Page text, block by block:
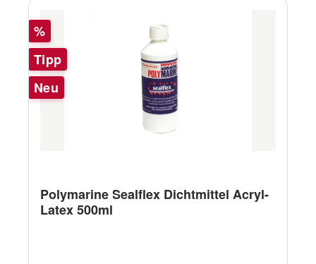
Rabatt
%
Tipp
Neu
Polymarine Sealflex Dichtmittel Acryl-
Latex 500ml